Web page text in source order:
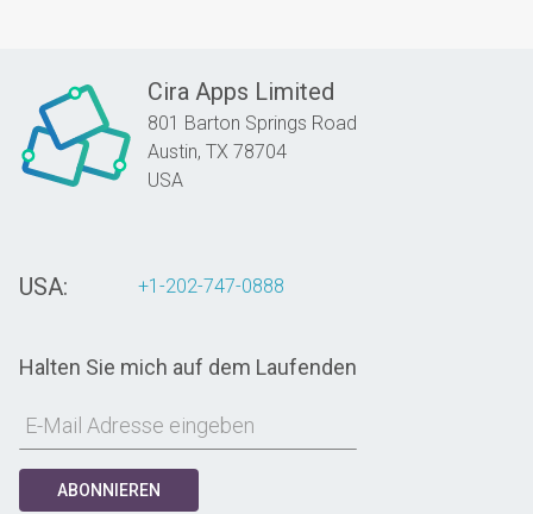
Cira Apps Limited
801 Barton Springs Road
Austin, TX 78704
USA
USA: +1-202-747-0888
Halten Sie mich auf dem Laufenden
ABONNIEREN